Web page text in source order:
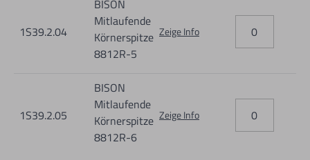
BISON
1S39.2.04
BISON
Mitlaufende
Körnerspitze
8812R-5
Zeige Info
1S39.2.05
BISON
Mitlaufende
Körnerspitze
8812R-6
Zeige Info